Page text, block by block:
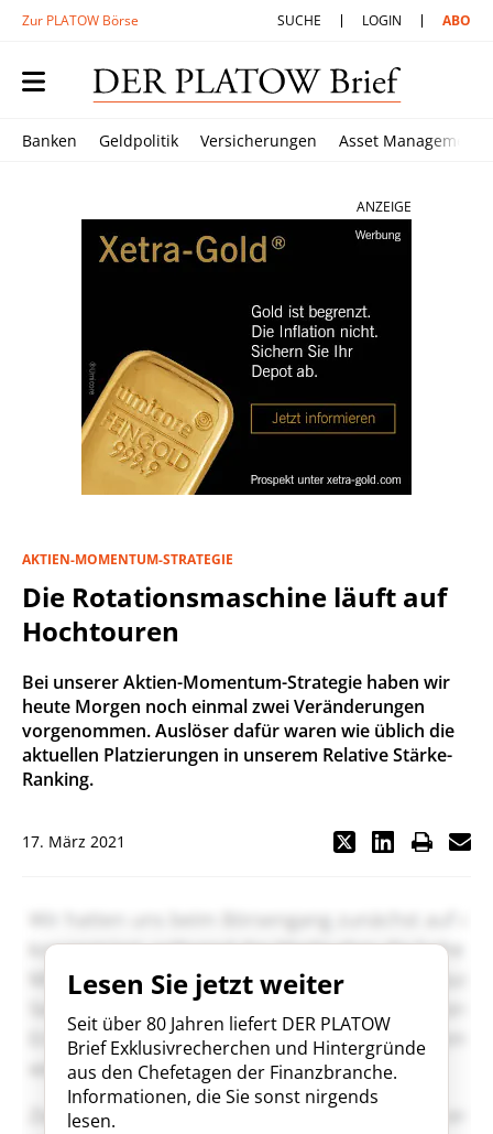
Zur PLATOW Börse SUCHE LOGIN ABO
Banken Geldpolitik Versicherungen Asset Management
ANZEIGE
AKTIEN-MOMENTUM-STRATEGIE
Die Rotationsmaschine läuft auf
Hochtouren
Bei unserer Aktien-Momentum-Strategie haben wir
heute Morgen noch einmal zwei Veränderungen
vorgenommen. Auslöser dafür waren wie üblich die
aktuellen Platzierungen in unserem Relative Stärke-
Ranking.
17. März 2021
Lesen Sie jetzt weiter
Seit über 80 Jahren liefert DER PLATOW
Brief Exklusivrecherchen und Hintergründe
aus den Chefetagen der Finanzbranche.
Informationen, die Sie sonst nirgends
lesen.